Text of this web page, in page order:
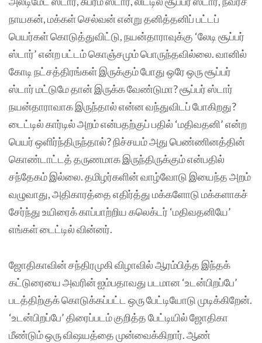
நாயகன், மக்கள் செல்வன் என்று தனித்தனிப் பட்டப்
பெயர்கள் கொடுத்துவிட்டு, நயன்தாராவுக்கு ‘லேடி சூப்பர்
ஸ்டார்’ என்ற பட்டம் கொஞ்சமும் பொருந்தவில்லை. வானில்
கோடி நட்சத்திரங்கள் இருக்கும் போது ஒரே ஒரு சூப்பர்
ஸ்டார் மட்டுமே தான் இருக்க வேண்டுமா? சூப்பர் ஸ்டார்
நயன்தாராவாக இருந்தால் என்ன வந்துவிடப் போகிறது?
டைட்டில் கார்டில் அறம் என்பதற்குப் பதில் ‘மதிவதனி’ என்ற
பெயர் ஒளிர்ந்திருந்தால்? நிச்சயம் அது பெண்ணினத்தின்
கொண்டாட்டத் தருணமாக இருந்திருக்கும் என்பதில்
சந்தேகம் இல்லை. தமிழர்களின் வாழ்வோடு இயைந்த அறம்
வழுவாது, அதிகாரத்தை எதிர்த்து மக்களோடு மக்களாகச்
சேர்ந்து உயிரைக் காப்பாற்றிய கலெக்டர் ‘மதிவதனியே’
எங்கள் டைட்டில் வின்னர்.
ஜோதிகாவின் சந்திரமுகி விழாவில் ஆரம்பித்த இந்தக்
கட்டுரையை அவரின் ஐம்பதாவது படமான ‘உடன்பிறப்பே’
படத்திற்குக் கொடுக்கப்பட்ட ஒரு பேட்டியோடு முடிக்கிறேன்.
‘உடன்பிறப்பே’ திரைப்படம் குறித்த பேட்டியில் ஜோதிகா
மீண்டும் ஒரு விஷயத்தை முன்வைக்கிறார். ஆண்